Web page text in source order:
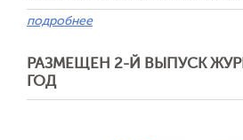
подробнее
РАЗМЕЩЕН 2-Й ВЫПУСК
ГОД